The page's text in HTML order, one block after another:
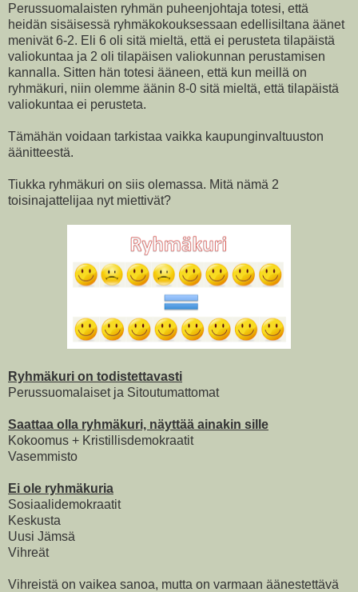
Perussuomalaisten ryhmän puheenjohtaja totesi, että
heidän sisäisessä ryhmäkokouksessaan edellisiltana äänet
menivät 6-2. Eli 6 oli sitä mieltä, että ei perusteta tilapäistä
valiokuntaa ja 2 oli tilapäisen valiokunnan perustamisen
kannalla. Sitten hän totesi ääneen, että kun meillä on
ryhmäkuri, niin olemme äänin 8-0 sitä mieltä, että tilapäistä
valiokuntaa ei perusteta.
Tämähän voidaan tarkistaa vaikka kaupunginvaltuuston
äänitteestä.
Tiukka ryhmäkuri on siis olemassa. Mitä nämä 2
toisinajattelijaa nyt miettivät?
Ryhmäkuri on todistettavasti
Perussuomalaiset ja Sitoutumattomat
Saattaa olla ryhmäkuri, näyttää ainakin sille
Kokoomus + Kristillisdemokraatit
Vasemmisto
Ei ole ryhmäkuria
Sosiaalidemokraatit
Keskusta
Uusi Jämsä
Vihreät
Vihreistä on vaikea sanoa, mutta on varmaan äänestettävä